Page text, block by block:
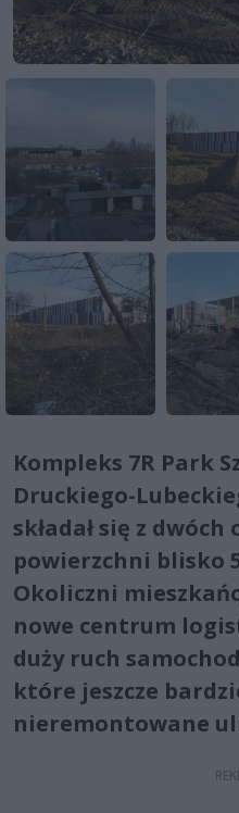
Kompleks 7R Park
Druckiego-
składał się z
powierzchni blisko
Okoliczni
nowe centrum
duży ruch
które jeszcze
nieremontowane